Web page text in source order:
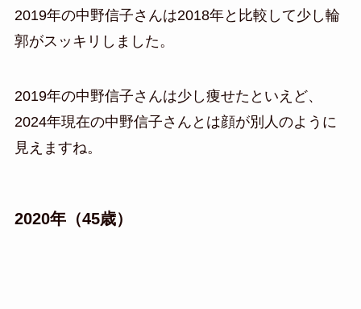
2019年の中野信子さんは2018年と比較して少し輪
郭がスッキリしました。
2019年の中野信子さんは少し痩せたといえど、
2024年現在の中野信子さんとは顔が別人のように
見えますね。
2020年（45歳）